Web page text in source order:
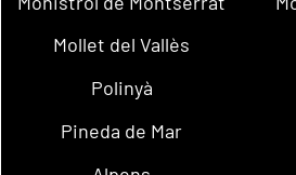
Mollet del Vallès
Polinyà
Pineda de Mar